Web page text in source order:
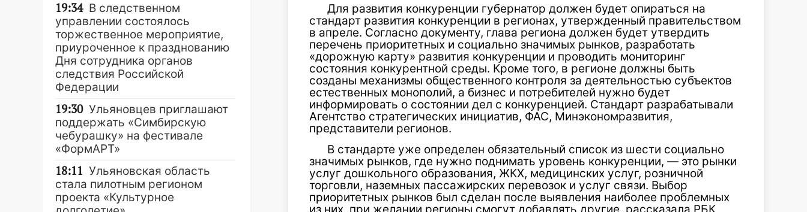
Для развития конкуренции губернатор должен будет опираться на
стандарт развития конкуренции в регионах, утвержденный правительством
в апреле. Согласно документу, глава региона должен будет утвердить
перечень приоритетных и социально значимых рынков, разработать
«дорожную карту» развития конкуренции и проводить мониторинг
состояния конкурентной среды. Кроме того, в регионе должны быть
созданы механизмы общественного контроля за деятельностью субъектов
естественных монополий, а бизнес и потребителей нужно будет
информировать о состоянии дел с конкуренцией. Стандарт разрабатывали
Агентство стратегических инициатив, ФАС, Минэкономразвития,
представители регионов.
В стандарте уже определен обязательный список из шести социально
значимых рынков, где нужно поднимать уровень конкуренции, — это рынки
услуг дошкольного образования, ЖКХ, медицинских услуг, розничной
торговли, наземных пассажирских перевозок и услуг связи. Выбор
приоритетных рынков был сделан после выявления наиболее проблемных
19:34 В следственном
управлении состоялось
торжественное мероприятие,
приуроченное к празднованию
Дня сотрудника органов
следствия Российской
Федерации
19:30 Ульяновцев приглашают
поддержать «Симбирскую
чебурашку» на фестивале
«ФормАРТ»
18:11 Ульяновская область
стала пилотным регионом
проекта «Культурное